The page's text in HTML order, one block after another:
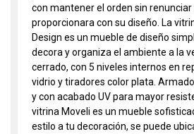
con mantener el orden sin renunciar
proporcionara con su diseño. La
Design es un mueble de diseño
decora y organiza el ambiente a la
cerrado, con 5 niveles internos en
vidrio y tiradores color plata.
y con acabado UV para mayor
vitrina Moveli es un mueble
estilo a tu decoración, se puede